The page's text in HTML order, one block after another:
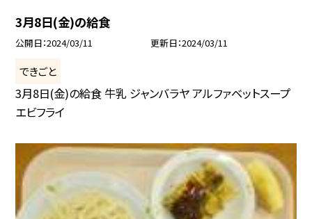
3月8日(金)の給食
公開日 2024/03/11 更新日 2024/03/11
できごと
3月8日(金)の給食 牛乳 ジャンバラヤ アルファベットスープ
エビフライ